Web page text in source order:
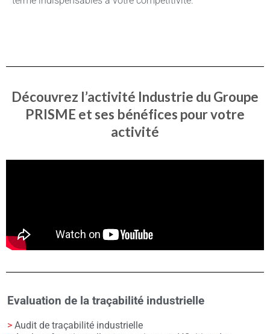
Découvrez l’activité Industrie du Groupe
PRISME et ses bénéfices pour votre
activité
Evaluation de la traçabilité industrielle
> Audit de traçabilité industrielle